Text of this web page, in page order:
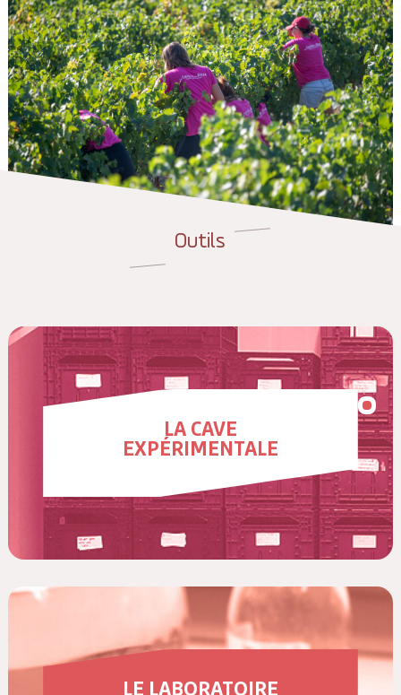
Outils
LA CAVE
EXPÉRIMENTALE
LE LABORATOIRE